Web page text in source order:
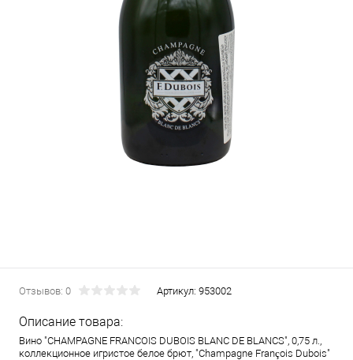
Отзывов: 0 Артикул: 953002
Описание товара:
Вино "CHAMPAGNE FRANCOIS DUBOIS BLANC DE BLANCS", 0,75 л.,
коллекционное игристое белое брют, "Champagne François Dubois"